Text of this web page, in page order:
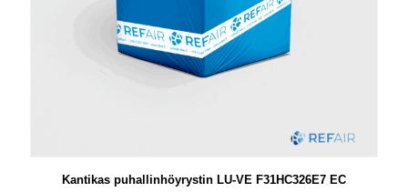
Kantikas puhallinhöyrystin LU-VE F31HC326E7 EC